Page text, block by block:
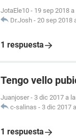
JotaEle10 - 19 sep 2018
Dr.Josh - 20 sep 2018
1 respuesta
Tengo vello
Juanjoser - 3 dic 2017 a
c-salinas - 3 dic 2017
1 respuesta